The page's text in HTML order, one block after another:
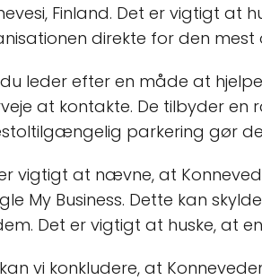
Finland. Det er vigtigt
direkte for den
du leder efter en måde at
at kontakte. De tilbyder
parkering gør
vigtigt at nævne, at
My Business. Dette kan
Det er vigtigt at huske, at
vi konkludere, at